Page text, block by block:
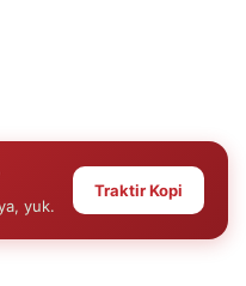
yuk.
Traktir Kopi